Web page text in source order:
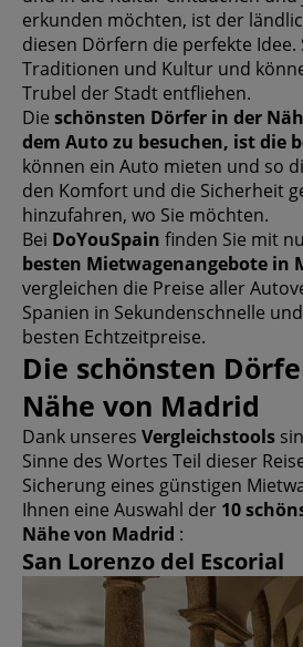
erkunden möchten, ist der
diesen Dörfern die perfekte Idee.
Traditionen und Kultur und
Trubel der Stadt entfliehen.
Die schönsten Dörfer in der
dem Auto zu besuchen, ist die
können ein Auto mieten und so
den Komfort und die Sicherheit
hinzufahren, wo Sie möchten.
Bei DoYouSpain finden Sie mit
besten Mietwagenangebote in
vergleichen die Preise aller
Spanien in Sekundenschnelle
besten Echtzeitpreise.
Die schönsten
Nähe von Madrid
Dank unseres Vergleichstools
Sinne des Wortes Teil dieser
Sicherung eines günstigen
Ihnen eine Auswahl der 10
Nähe von Madrid :
San Lorenzo del Escorial